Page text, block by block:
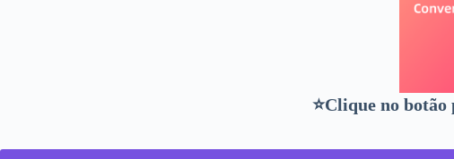
⭐Clique no